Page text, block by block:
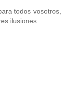
todos vosotros,
ilusiones.